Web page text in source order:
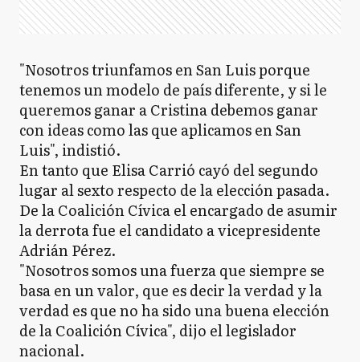
"Nosotros triunfamos en San Luis porque
tenemos un modelo de país diferente, y si le
queremos ganar a Cristina debemos ganar
con ideas como las que aplicamos en San
Luis", indistió.
En tanto que Elisa Carrió cayó del segundo
lugar al sexto respecto de la elección pasada.
De la Coalición Cívica el encargado de asumir
la derrota fue el candidato a vicepresidente
Adrián Pérez.
"Nosotros somos una fuerza que siempre se
basa en un valor, que es decir la verdad y la
verdad es que no ha sido una buena elección
de la Coalición Cívica", dijo el legislador
nacional.